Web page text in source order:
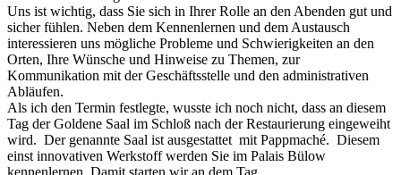
Uns ist wichtig, dass Sie sich in Ihrer Rolle an den Abenden gut und
sicher fühlen. Neben dem Kennenlernen und dem Austausch
interessieren uns mögliche Probleme und Schwierigkeiten an den
Orten, Ihre Wünsche und Hinweise zu Themen, zur
Kommunikation mit der Geschäftsstelle und den administrativen
Abläufen.
Als ich den Termin festlegte, wusste ich noch nicht, dass an diesem
Tag der Goldene Saal im Schloß nach der Restaurierung eingeweiht
wird. Der genannte Saal ist ausgestattet mit Pappmaché. Diesem
einst innovativen Werkstoff werden Sie im Palais Bülow